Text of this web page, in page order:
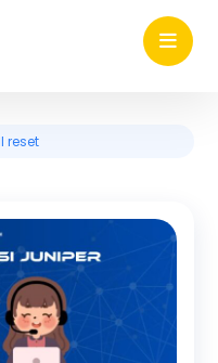
reset